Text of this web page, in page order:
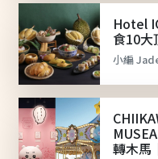
Hotel
食10大
小編
轉木馬